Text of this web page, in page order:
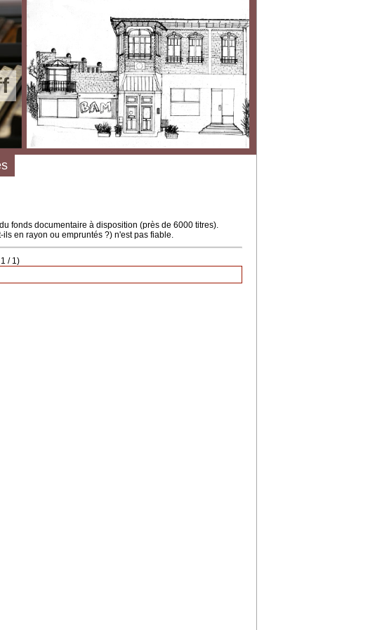
fonds documentaire à disposition (près de 6000 titres).
en rayon ou empruntés ?) n'est pas fiable.
/ 1)